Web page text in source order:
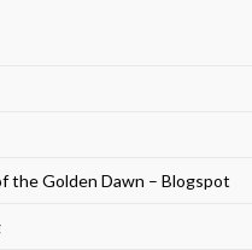
the Golden Dawn – Blogspot